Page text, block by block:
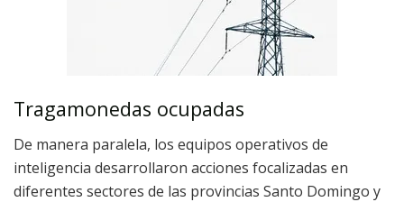
Tragamonedas ocupadas
De manera paralela, los equipos operativos de
inteligencia desarrollaron acciones focalizadas en
diferentes sectores de las provincias Santo Domingo y